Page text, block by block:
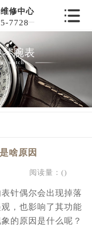
修中心
7728
腕表
watch
啥原因
阅读量：()
针偶尔会出现掉落
，也影响了其功能
的原因是什么呢？